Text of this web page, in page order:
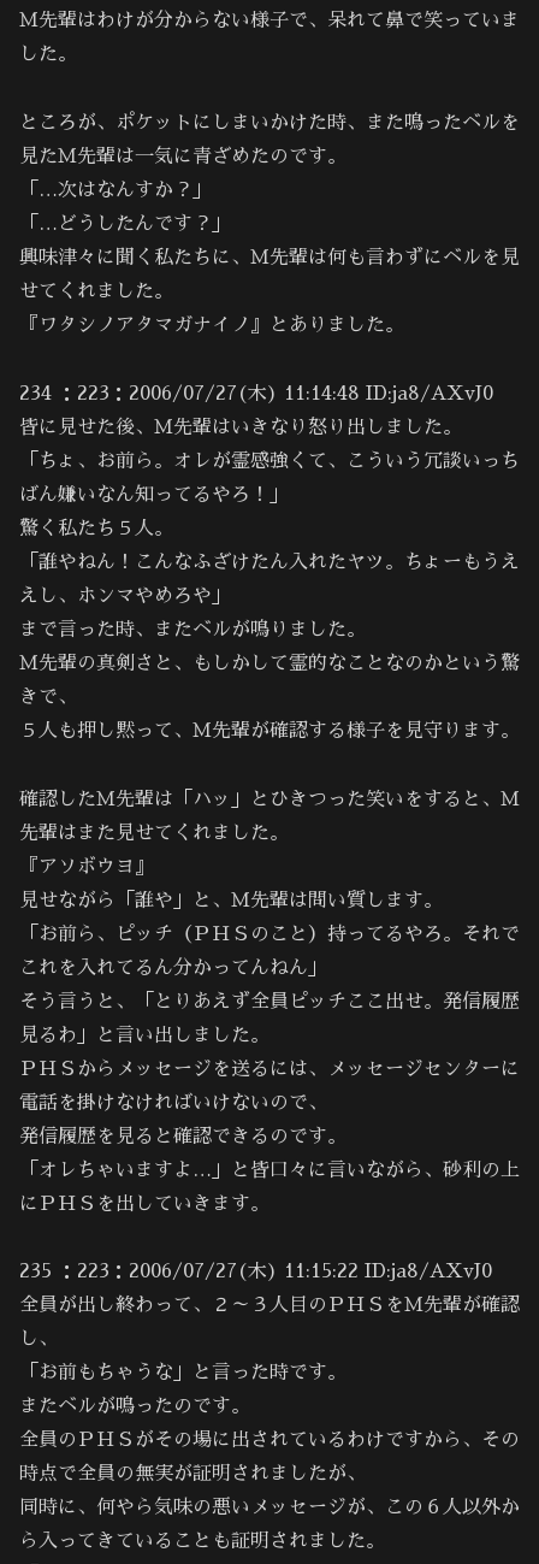
Ｍ先輩はわけが分からない様子で、呆れて鼻で笑っていま
した。
ところが、ポケットにしまいかけた時、また鳴ったベルを
見たＭ先輩は一気に青ざめたのです。
「…次はなんすか？」
「…どうしたんです？」
興味津々に聞く私たちに、Ｍ先輩は何も言わずにベルを見
せてくれました。
『ワタシノアタマガナイノ』とありました。
234 ：223：2006/07/27(木) 11:14:48 ID:ja8/AXvJ0
皆に見せた後、Ｍ先輩はいきなり怒り出しました。
「ちょ、お前ら。オレが霊感強くて、こういう冗談いっち
ばん嫌いなん知ってるやろ！」
驚く私たち５人。
「誰やねん！こんなふざけたん入れたヤツ。ちょーもうえ
えし、ホンマやめろや」
まで言った時、またベルが鳴りました。
Ｍ先輩の真剣さと、もしかして霊的なことなのかという驚
きで、
５人も押し黙って、Ｍ先輩が確認する様子を見守ります。
確認したＭ先輩は「ハッ」とひきつった笑いをすると、Ｍ
先輩はまた見せてくれました。
『アソボウヨ』
見せながら「誰や」と、Ｍ先輩は問い質します。
「お前ら、ピッチ（ＰＨＳのこと）持ってるやろ。それで
これを入れてるん分かってんねん」
そう言うと、「とりあえず全員ピッチここ出せ。発信履歴
見るわ」と言い出しました。
ＰＨＳからメッセージを送るには、メッセージセンターに
電話を掛けなければいけないので、
発信履歴を見ると確認できるのです。
「オレちゃいますよ…」と皆口々に言いながら、砂利の上
にＰＨＳを出していきます。
235 ：223：2006/07/27(木) 11:15:22 ID:ja8/AXvJ0
全員が出し終わって、２～３人目のＰＨＳをＭ先輩が確認
し、
「お前もちゃうな」と言った時です。
またベルが鳴ったのです。
全員のＰＨＳがその場に出されているわけですから、その
時点で全員の無実が証明されましたが、
同時に、何やら気味の悪いメッセージが、この６人以外か
ら入ってきていることも証明されました。